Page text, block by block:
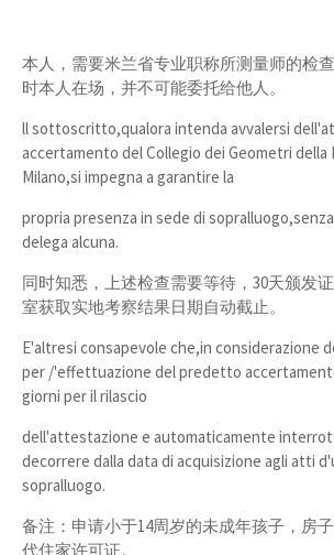
本人，需要米兰省专业职称所测量师的检
时本人在场，并不可能委托给他人。
ll sottoscritto,qualora intenda avvalersi
accertamento del Collegio dei Geometri della
Milano,si impegna a garantire la
propria presenza in sede di
delega alcuna.
同时知悉，上述检查需要等待，30天颁发
室获取实地考察结果日期自动截止。
E'altresi consapevole che,in considerazione
per /'effettuazione del predetto
giorni per il rilascio
dell'attestazione e automaticamente
decorrere dalla data di acquisizione agli atti
sopralluogo.
备注：申请小于14周岁的未成年孩子，房
代住家许可证。